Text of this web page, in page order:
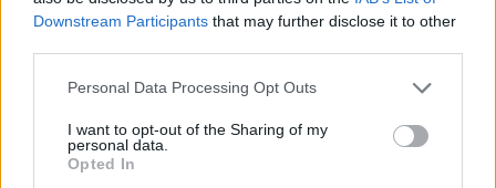
Downstream Participants that may further disclose it to other
Please note that this website/app uses one or more Google
not limited to your visit or usage behaviour. You may click to
grant or deny consent to Google and its third-party tags to
use your data for below specified purposes in below Google
Personal Data Processing Opt Outs
I want to opt-out of the Sharing of my
personal data.
Opted In